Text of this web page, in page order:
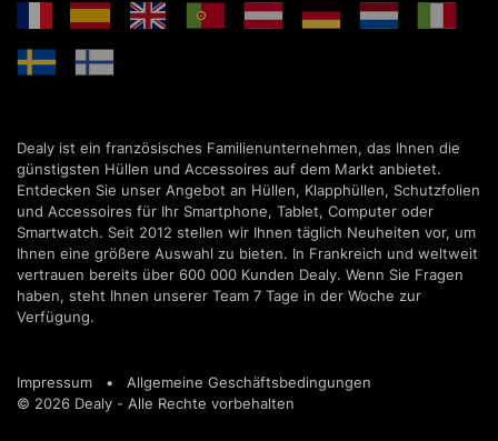
Dealy ist ein französisches Familienunternehmen, das Ihnen die
günstigsten Hüllen und Accessoires auf dem Markt anbietet.
Entdecken Sie unser Angebot an Hüllen, Klapphüllen, Schutzfolien
und Accessoires für Ihr Smartphone, Tablet, Computer oder
Smartwatch. Seit 2012 stellen wir Ihnen täglich Neuheiten vor, um
Ihnen eine größere Auswahl zu bieten. In Frankreich und weltweit
vertrauen bereits über 600 000 Kunden Dealy. Wenn Sie Fragen
haben, steht Ihnen unserer Team 7 Tage in der Woche zur
Verfügung.
© 2026 Dealy - Alle Rechte vorbehalten
Impressum • Allgemeine Geschäftsbedingungen